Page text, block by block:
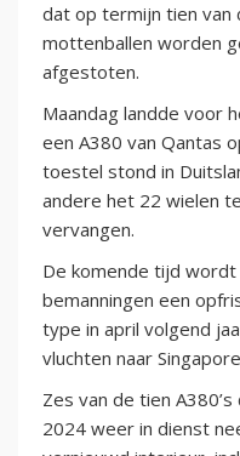
dat op termijn tien
mottenballen worden
afgestoten.
Maandag landde voor
een A380 van Qantas
toestel stond in
andere het 22 wielen
vervangen.
De komende tijd
bemanningen een
type in april volgend
vluchten naar
Zes van de tien
2024 weer in dienst